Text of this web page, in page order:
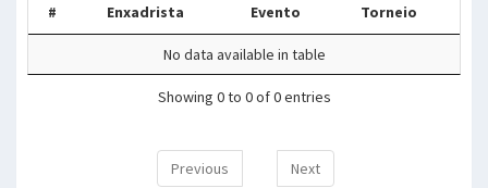
# Enxadrista Evento Torneio
No data available in table
Showing 0 to 0 of 0 entries
Previous Next